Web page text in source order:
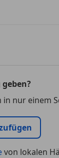
in nur einem
von lokalen